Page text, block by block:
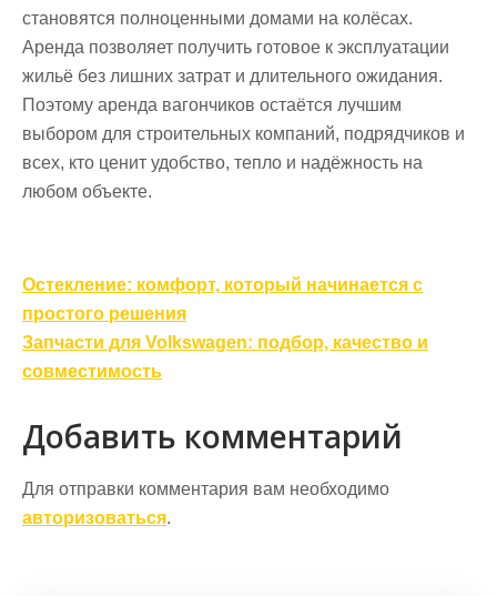
становятся полноценными домами на колёсах.
Аренда позволяет получить готовое к эксплуатации
жильё без лишних затрат и длительного ожидания.
Поэтому аренда вагончиков остаётся лучшим
выбором для строительных компаний, подрядчиков и
всех, кто ценит удобство, тепло и надёжность на
любом объекте.
Навигация
по
записям
Остекление: комфорт, который начинается с
простого решения
Запчасти для Volkswagen: подбор, качество и
совместимость
Добавить комментарий
Для отправки комментария вам необходимо
авторизоваться.